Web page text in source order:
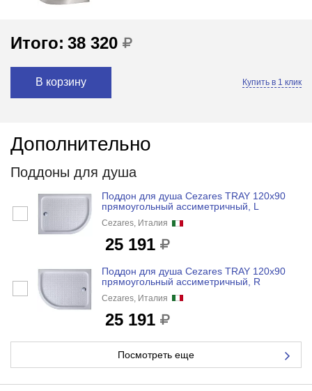
Итого: 38 320
В корзину Купить в 1 клик
Дополнительно
Поддоны для душа
Поддон для душа Cezares TRAY 120x90
прямоугольный ассиметричный, L
Cezares, Италия
25 191
Поддон для душа Cezares TRAY 120x90
прямоугольный ассиметричный, R
Cezares, Италия
25 191
Посмотреть еще